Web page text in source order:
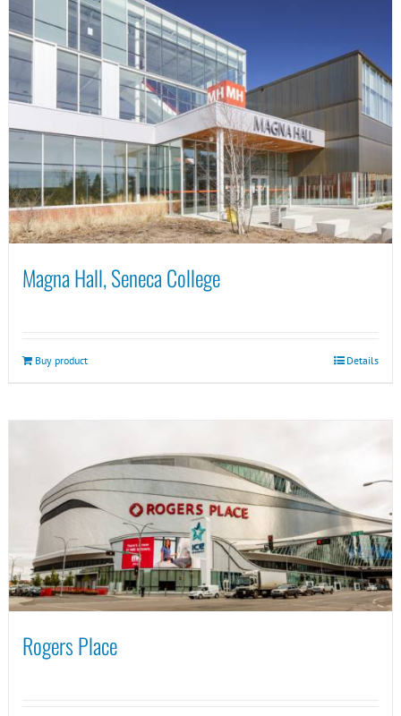
Magna Hall, Seneca College
Buy product Details
Rogers Place